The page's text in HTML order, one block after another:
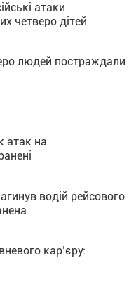
атаки
четверо дітей
людей постраждали
атак на
водій рейсового
кар’єру: